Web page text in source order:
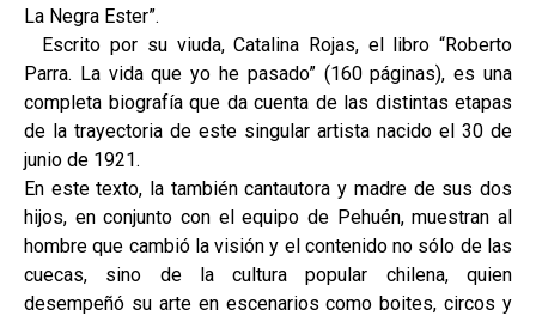
La Negra Ester”.
Escrito por su viuda, Catalina Rojas, el libro “Roberto
Parra. La vida que yo he pasado” (160 páginas), es una
completa biografía que da cuenta de las distintas etapas
de la trayectoria de este singular artista nacido el 30 de
junio de 1921.
En este texto, la también cantautora y madre de sus dos
hijos, en conjunto con el equipo de Pehuén, muestran al
hombre que cambió la visión y el contenido no sólo de las
cuecas, sino de la cultura popular chilena, quien
desempeñó su arte en escenarios como boites, circos y